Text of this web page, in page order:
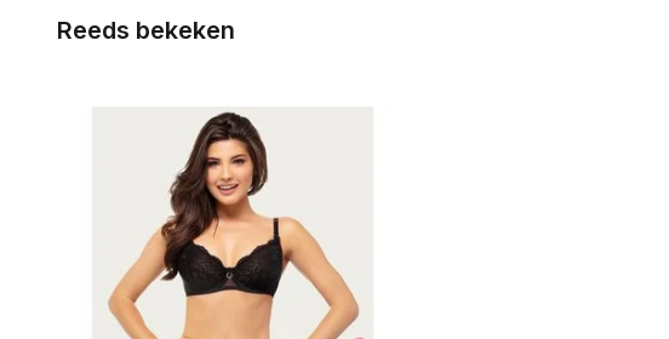
Reeds bekeken